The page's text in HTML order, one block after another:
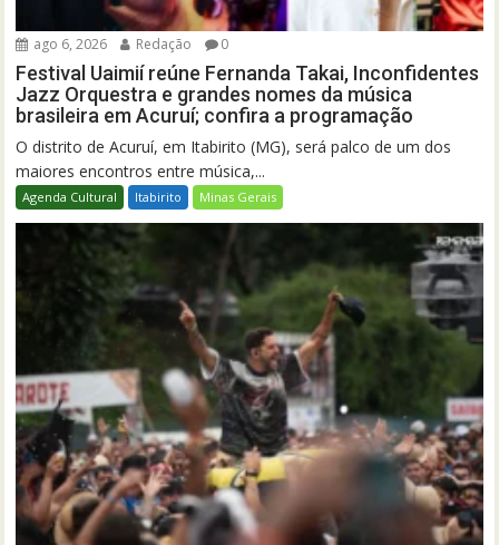
ago 6, 2026 Redação 0
Festival Uaimií reúne Fernanda Takai, Inconfidentes
Jazz Orquestra e grandes nomes da música
brasileira em Acuruí; confira a programação
O distrito de Acuruí, em Itabirito (MG), será palco de um dos
maiores encontros entre música,...
Agenda Cultural Itabirito Minas Gerais